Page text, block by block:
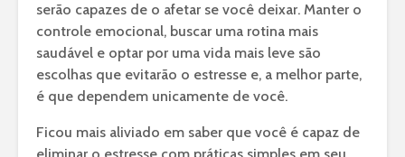
serão capazes de o afetar se você deixar. Manter o
controle emocional, buscar uma rotina mais
saudável e optar por uma vida mais leve são
escolhas que evitarão o estresse e, a melhor parte,
é que dependem unicamente de você.
Ficou mais aliviado em saber que você é capaz de